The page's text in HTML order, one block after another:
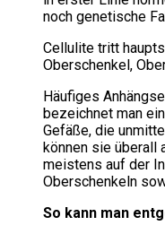
noch genetische
Cellulite tritt
Oberschenkel,
Häufiges
bezeichnet man
Gefäße, die
können sie überall
meistens auf der
Oberschenkeln
So kann man